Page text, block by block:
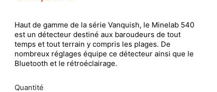
Haut de gamme de la série Vanquish, le Minelab 540
est un détecteur destiné aux baroudeurs de tout
temps et tout terrain y compris les plages. De
nombreux réglages équipe ce détecteur ainsi que le
Bluetooth et le rétroéclairage.
Quantité